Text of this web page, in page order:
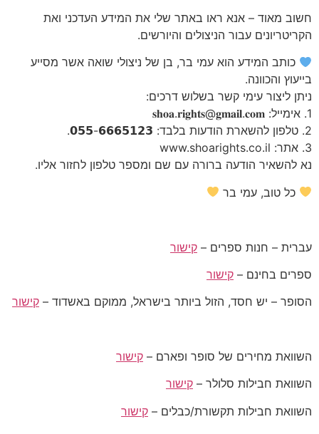
חשוב מאוד – אנא ראו באתר שלי את המידע העדכני ואת
הקריטריונים עבור הניצולים והיורשים.
כותב המידע הוא עמי בר, בן של ניצולי שואה אשר מסייע
בייעוץ והכוונה.
ניתן ליצור עימי קשר בשלוש דרכים:
1. אימייל: 𝐬𝐡𝐨𝐚.𝐫𝐢𝐠𝐡𝐭𝐬@𝐠𝐦𝐚𝐢𝐥.𝐜𝐨𝐦
2. טלפון להשארת הודעות בלבד: 𝟬𝟱𝟱-𝟲𝟲𝟲𝟱𝟭𝟮𝟯.
3. אתר: www.shoarights.co.il
נא להשאיר הודעה ברורה עם שם ומספר טלפון לחזור אליו.
כל טוב, עמי בר
עברית – חנות ספרים – קישור
ספרים בחינם – קישור
הסופר – יש חסד, הזול ביותר בישראל, ממוקם באשדוד – קישור
השוואת מחירים של סופר ופארם – קישור
השוואת חבילות סלולר – קישור
השוואת חבילות תקשורת/כבלים – קישור